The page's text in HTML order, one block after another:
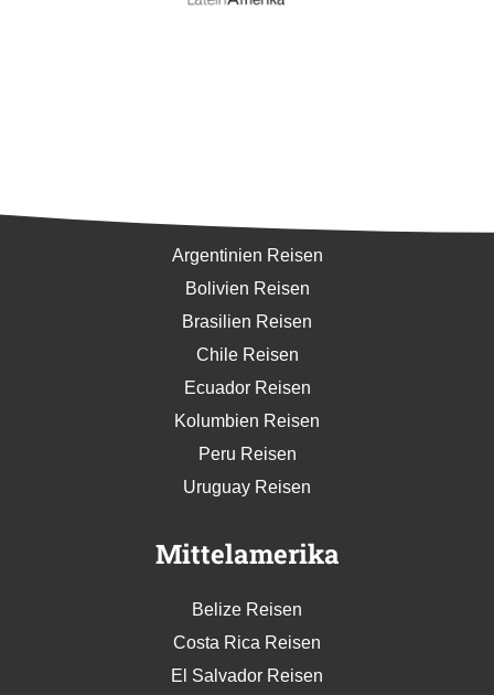
Argentinien Reisen
Bolivien Reisen
Brasilien Reisen
Chile Reisen
Ecuador Reisen
Kolumbien Reisen
Peru Reisen
Uruguay Reisen
Mittelamerika
Belize Reisen
Costa Rica Reisen
El Salvador Reisen